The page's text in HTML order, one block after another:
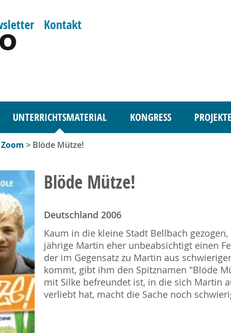
Kontakt
UNTERRICHTSMATERIAL KONGRESS PROJEKTE
> Blöde Mütze!
Blöde Mütze!
Deutschland 2006
Kaum in die kleine Stadt Bellbach
jährige Martin eher unbeabsichtigt einen
der im Gegensatz zu Martin aus
kommt, gibt ihm den Spitznamen "Blöde
mit Silke befreundet ist, in die sich Martin
verliebt hat, macht die Sache noch